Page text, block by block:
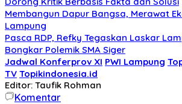
Membangun Dapur Bangsa, Merawat
Lampung
Pasca RDP, Refky Tegaskan Laskar
Bongkar Polemik SMA Siger
Jadwal Konferprov XI PWI Lampung
TV Topikindonesia.id
Editor: Taufik Rohman
Komentar